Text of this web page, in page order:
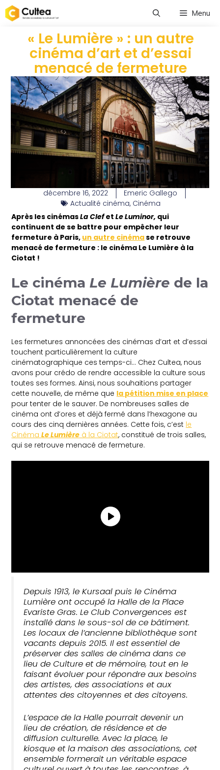
Menu
« Le Lumière » : un autre
cinéma d’art et d’essai
menacé de fermeture
décembre 16, 2022
Emeric Gallego
Actualité cinéma, Cinéma
Après les cinémasLa ClefetLe Luminor, qui
continuent de se battre pour empêcher leur
fermeture à Paris, un autre cinémase retrouve
menacé de fermeture : le cinéma Le Lumière à la
Ciotat !
Le cinéma Le Lumière de la
Ciotat menacé de
fermeture
Les fermetures annoncées des cinémas d’art et d’essai
touchent particulièrement la culture
cinématographique ces temps-ci… Chez Cultea, nous
avons pour crédo de rendre accessible la culture sous
toutes ses formes. Ainsi, nous souhaitions partager
cette nouvelle, de même que la pétition mise en place
pour tenter de le sauver. De nombreuses salles de
cinéma ont d’ores et déjà fermé dans l’hexagone au
cours des cinq dernières années. Cette fois, c’est le
CinémaLe Lumière à la Ciotat, constitué de trois salles,
qui se retrouve menacé de fermeture.
Depuis 1913, le Kursaal puis le Cinéma
Lumière ont occupé la Halle de la Place
Evariste Gras. Le Club Convergences est
installé dans le sous-sol de ce bâtiment.
Les locaux de l’ancienne bibliothèque sont
vacants depuis 2015. Il est essentiel de
préserver des salles de cinéma dans ce
lieu de Culture et de mémoire, tout en le
faisant évoluer pour répondre aux besoins
des artistes, des associations et aux
attentes des citoyennes et des citoyens.
L’espace de la Halle pourrait devenir un
lieu de création, de résidence et de
diffusion culturelle. Avec la place, le
kiosque et la maison des associations, cet
ensemble formerait un véritable espace